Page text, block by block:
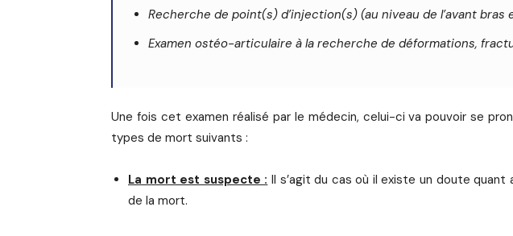
Recherche de point(s) d’injection(s) (au niveau de l’avant bras
Examen ostéo-articulaire à la recherche de déformations,
Une fois cet examen réalisé par le médecin, celui-ci va pouvoir se
types de mort suivants :
La mort est suspecte : Il s’agit du cas où il existe un doute
de la mort.